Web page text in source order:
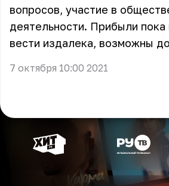
вопросов, участие в
деятельности. Прибыли
вести издалека, возможны
7 октября 10:00 2021